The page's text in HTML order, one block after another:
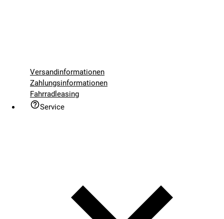
Versandinformationen
Zahlungsinformationen
Fahrradleasing
Service